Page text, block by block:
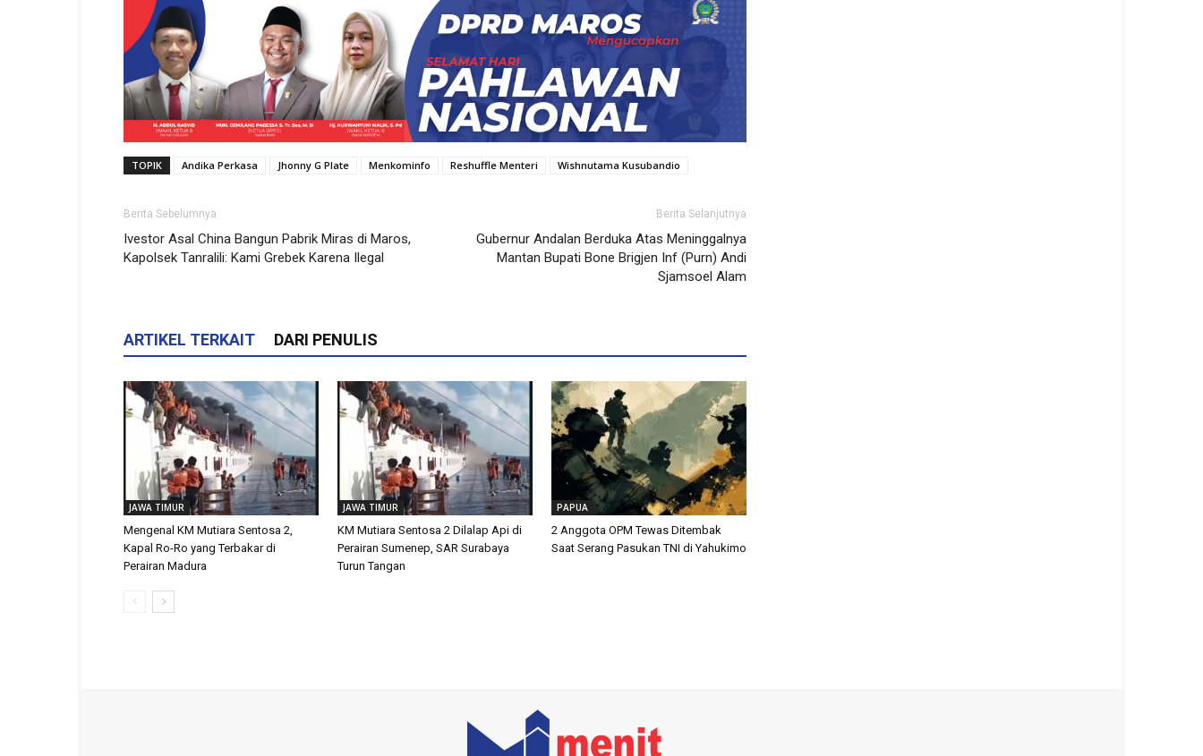
TOPIK Andika Perkasa Jhonny G Plate Menkominfo Reshuffle Menteri Wishnutama Kusubandio
Berita Sebelumnya
Ivestor Asal China Bangun Pabrik Miras di Maros,
Kapolsek Tanralili: Kami Grebek Karena Ilegal
Berita Selanjutnya
Gubernur Andalan Berduka Atas Meninggalnya
Mantan Bupati Bone Brigjen Inf (Purn) Andi
Sjamsoel Alam
ARTIKEL TERKAIT DARI PENULIS
JAWA TIMUR
Mengenal KM Mutiara Sentosa 2,
Kapal Ro-Ro yang Terbakar di
Perairan Madura
JAWA TIMUR
KM Mutiara Sentosa 2 Dilalap Api di
Perairan Sumenep, SAR Surabaya
Turun Tangan
PAPUA
2 Anggota OPM Tewas Ditembak
Saat Serang Pasukan TNI di Yahukimo